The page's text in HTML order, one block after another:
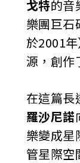
戈特的音
樂團巨石
於2001
源，創作
在這篇長
羅沙尼諾
樂變成星
管星際空